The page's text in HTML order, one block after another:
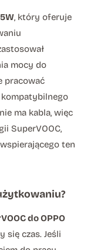
, który oferuje
mocy do
pracować
kompatybilnego
ma kabla, więc
SuperVOOC,
ten
do OPPO
się czas. Jeśli